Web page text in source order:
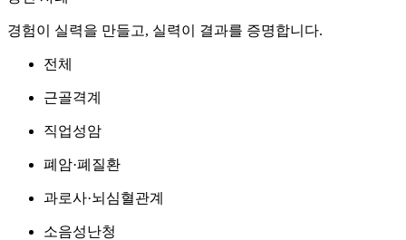
경험이 실력을 만들고, 실력이 결과를 증명합니다.
전체
근골격계
직업성암
폐암·폐질환
과로사·뇌심혈관계
소음성난청